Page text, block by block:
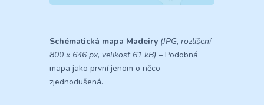
Schématická mapa Madeiry (JPG, rozlišení
800 x 646 px, velikost 61 kB) – Podobná
mapa jako první jenom o něco
zjednodušená.